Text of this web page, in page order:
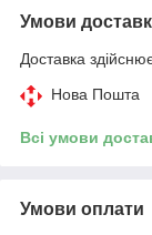
Умови
Доставка
Нова Пошта
Всі умови
Умови оплати